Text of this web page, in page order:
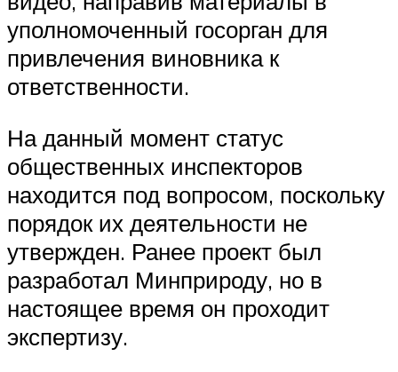
уполномоченный госорган для
привлечения виновника к
ответственности.
На данный момент статус
общественных инспекторов
находится под вопросом, поскольку
порядок их деятельности не
утвержден. Ранее проект был
разработал Минприроду, но в
настоящее время он проходит
экспертизу.